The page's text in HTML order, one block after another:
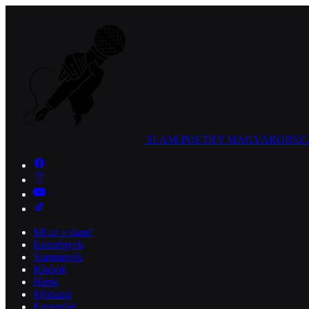
SLAM POETRY
Mi az a slam?
Események
Slammerek
Klubok
Hírek
Médiatár
Egyesület